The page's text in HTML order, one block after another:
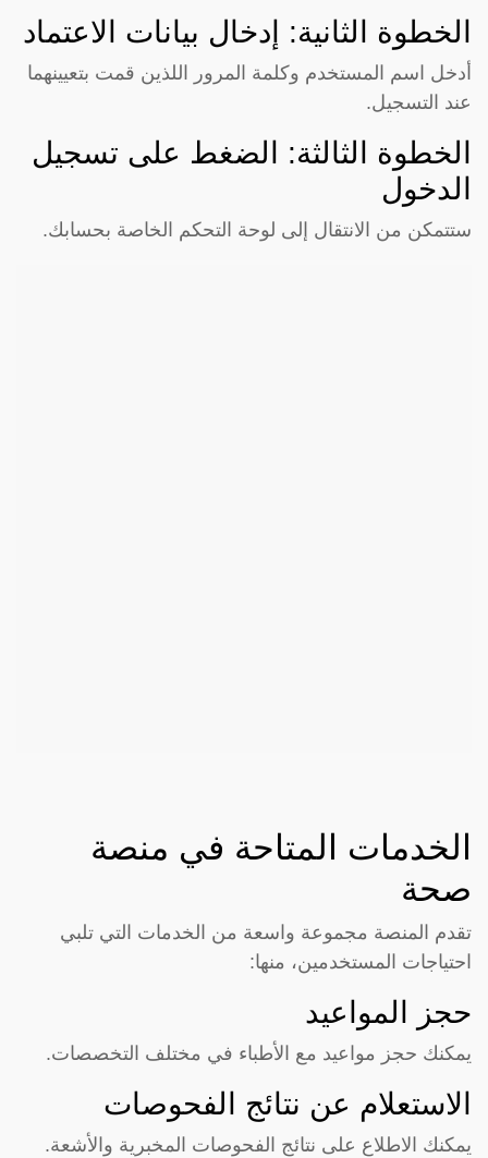
الخطوة الثانية: إدخال بيانات الاعتماد
أدخل اسم المستخدم وكلمة المرور اللذين قمت بتعيينهما
عند التسجيل.
الخطوة الثالثة: الضغط على تسجيل
الدخول
ستتمكن من الانتقال إلى لوحة التحكم الخاصة بحسابك.
الخدمات المتاحة في منصة
صحة
تقدم المنصة مجموعة واسعة من الخدمات التي تلبي
احتياجات المستخدمين، منها:
حجز المواعيد
يمكنك حجز مواعيد مع الأطباء في مختلف التخصصات.
الاستعلام عن نتائج الفحوصات
يمكنك الاطلاع على نتائج الفحوصات المخبرية والأشعة.